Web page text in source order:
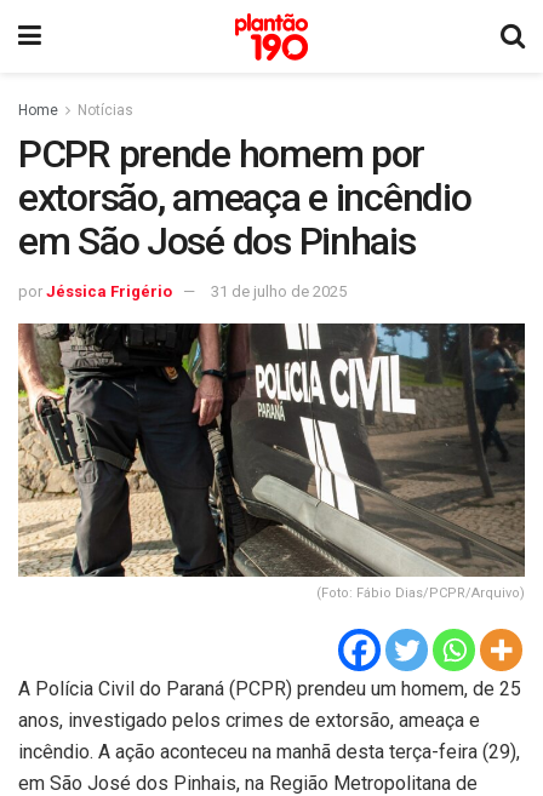
Home Notícias
PCPR prende homem por
extorsão, ameaça e incêndio
em São José dos Pinhais
por Jéssica Frigério 31 de julho de 2025
(Foto: Fábio Dias/PCPR/Arquivo)
A Polícia Civil do Paraná (PCPR) prendeu um homem, de 25
anos, investigado pelos crimes de extorsão, ameaça e
incêndio. A ação aconteceu na manhã desta terça-feira (29),
em São José dos Pinhais, na Região Metropolitana de